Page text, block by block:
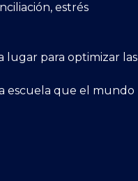
estrés
lugar para optimizar las
escuela que el mundo